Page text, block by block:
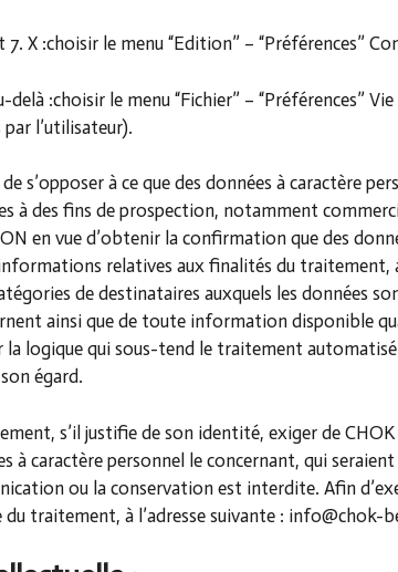
7. X :choisir le menu “Edition” – “Préférences”
delà :choisir le menu “Fichier” – “Préférences”
l’utilisateur).
s’opposer à ce que des données à caractère
à des fins de prospection, notamment
en vue d’obtenir la confirmation que des
relatives aux finalités du traitement,
de destinataires auxquels les données
ainsi que de toute information disponible
logique qui sous-tend le traitement
égard.
s’il justifie de son identité, exiger de
à caractère personnel le concernant, qui
ou la conservation est interdite. Afin
du traitement, à l’adresse suivante : info@chok-